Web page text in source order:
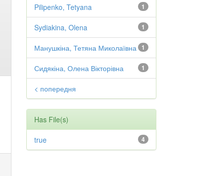
1
Pilipenko, Tetyana
1
Sydiakina, Olena
1
Манушкіна, Тетяна Миколаївна
1
Сидякіна, Олена Вікторівна
< попередня
Has File(s)
4
true